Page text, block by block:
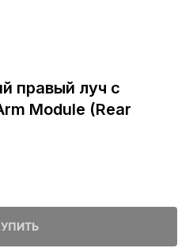
правый луч с
Module (Rear